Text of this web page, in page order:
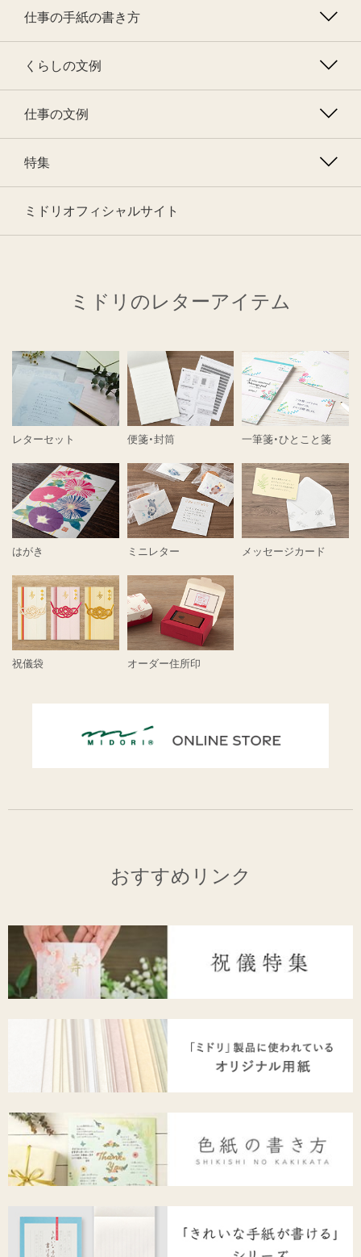
仕事の手紙の書き方
くらしの文例
仕事の文例
特集
ミドリオフィシャルサイト
ミドリのレターアイテム
レターセット 便箋・封筒 一筆箋・ひとこと箋
はがき ミニレター メッセージカード
祝儀袋 オーダー住所印
おすすめリンク